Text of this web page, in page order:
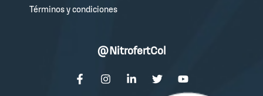
Términos y condiciones
@NitrofertCol